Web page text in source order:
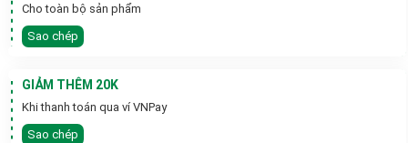
Cho toàn bộ sản phẩm
Sao chép
GIẢM THÊM 20K
Khi thanh toán qua ví VNPay
Sao chép